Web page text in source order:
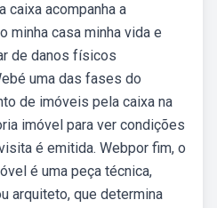
caixa acompanha a
minha casa minha vida e
de danos físicos
uma das fases do
de imóveis pela caixa na
imóvel para ver condições
é emitida. Webpor fim, o
é uma peça técnica,
arquiteto, que determina